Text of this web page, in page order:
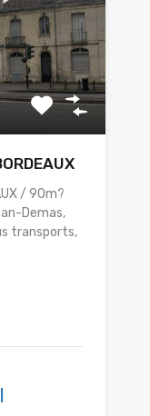
/ 90m?
Demas,
transports,